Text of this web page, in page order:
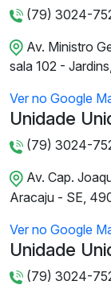
(79) 3024-
Av. Ministro
sala 102 -
Ver no Google
Unidade
(79) 3024-
Av. Cap.
Aracaju - SE,
Ver no Google
Unidade
(79) 3024-